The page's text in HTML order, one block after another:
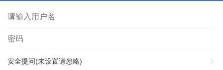
安全提问(未设置请忽略)